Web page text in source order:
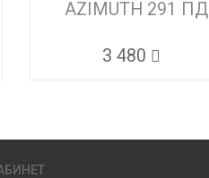
AZIMUTH 291 ПД
3 480